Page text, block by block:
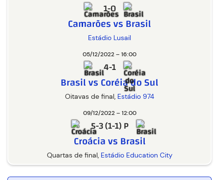
Estádio Lusail
1-0
Camarões vs Brasil
05/12/2022 – 16:00
Oitavas de final, Estádio 974
4-1
Brasil vs Coréia do Sul
09/12/2022 – 12:00
Quartas de final, Estádio Education City
5-3 (1-1) P
Croácia vs Brasil